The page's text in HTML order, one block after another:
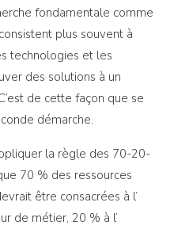
fondamentale comme
plus souvent à
technologies et les
des solutions à un
de cette façon que se
démarche.
la règle des 70-20-
70 % des ressources
être consacrées à l’
de métier, 20 % à l’